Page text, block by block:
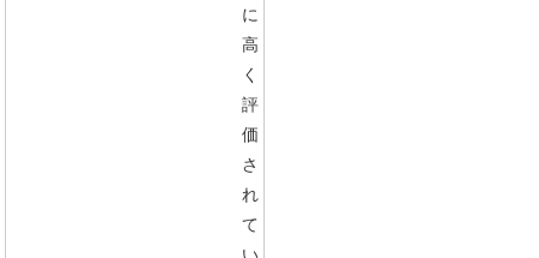
に
高
く
評
価
さ
れ
て